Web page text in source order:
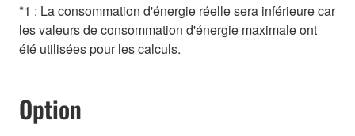
*1 : La consommation d'énergie réelle sera inférieure car
les valeurs de consommation d'énergie maximale ont
été utilisées pour les calculs.
Option